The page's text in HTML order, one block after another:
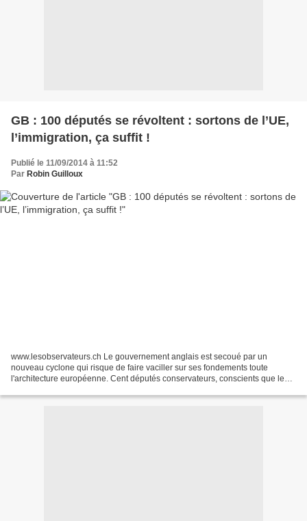
GB : 100 députés se révoltent : sortons de l’UE,
l’immigration, ça suffit !
Publié le 11/09/2014 à 11:52
Par Robin Guilloux
www.lesobservateurs.ch Le gouvernement anglais est secoué par un
nouveau cyclone qui risque de faire vaciller sur ses fondements toute
l'architecture européenne. Cent députés conservateurs, conscients que les